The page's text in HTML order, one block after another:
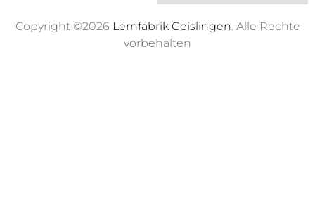
Copyright ©2026 Lernfabrik Geislingen. Alle Rechte
vorbehalten